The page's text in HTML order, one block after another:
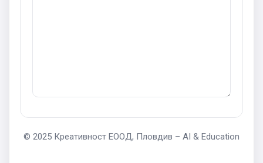
© 2025 Креативност ЕООД, Пловдив – AI & Education